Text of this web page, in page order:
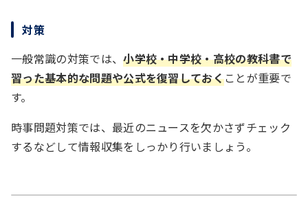
対策
一般常識の対策では、小学校・中学校・高校の教科書で
習った基本的な問題や公式を復習しておくことが重要で
す。
時事問題対策では、最近のニュースを欠かさずチェック
するなどして情報収集をしっかり行いましょう。